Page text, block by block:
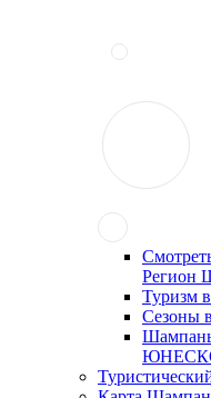
Регион
Туризм
Сезоны
Шампань